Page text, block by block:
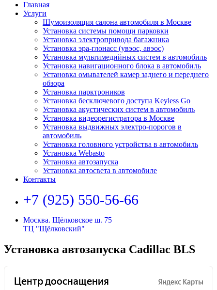
Главная
Услуги
Шумоизоляция салона автомобиля в Москве
Установка системы помощи парковки
Установка электропривода багажника
Установка эра-глонасс (увэос, авэос)
Установка мультимедийных систем в автомобиль
Установка навигационного блока в автомобиль
Установка омывателей камер заднего и переднего
обзора
Установка парктроников
Установка бесключевого доступа Keyless Go
Установка акустических систем в автомобиль
Установка видеорегистратора в Москве
Установка выдвижных электро-порогов в
автомобиль
Установка головного устройства в автомобиль
Установка Webasto
Установка автозапуска
Установка автосвета в автомобиле
Контакты
+7 (925) 550-56-66
Москва. Щёлковское ш. 75
ТЦ "Щёлковский"
Установка автозапуска Cadillac BLS